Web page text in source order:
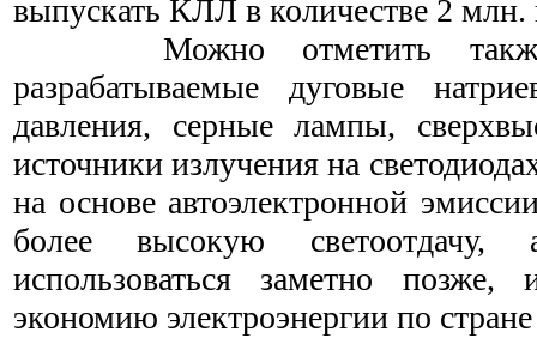
выпускать КЛЛ в количестве 2 млн.
Можно отметить также
разрабатываемые дуговые
давления, серные лампы,
источники излучения на
на основе автоэлектронной
более высокую
использоваться заметно
экономию электроэнергии по